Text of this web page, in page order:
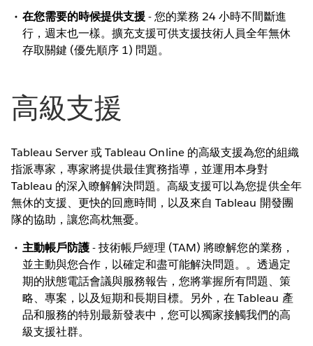
在您需要的時候提供支援- 您的業務 24 小時不間斷進
行，週末也一樣。擴充支援可供支援技術人員全年無休
存取關鍵 (優先順序 1) 問題。
高級支援
Tableau Server 或 Tableau Online 的高級支援為您的組織
指派專家，專家將提供最佳實務指導，並運用本身對
Tableau 的深入瞭解解決問題。高級支援可以為您提供全年
無休的支援、更快的回應時間，以及來自 Tableau 開發團
隊的協助，讓您高枕無憂。
主動帳戶防護- 技術帳戶經理 (TAM) 將瞭解您的業務，
並主動與您合作，以確定和盡可能解決問題。。透過定
期的狀態電話會議與服務報告，您將掌握所有問題、策
略、專案，以及短期和長期目標。另外，在 Tableau 產
品和服務的特別最新發表中，您可以獨家接觸我們的高
級支援社群。